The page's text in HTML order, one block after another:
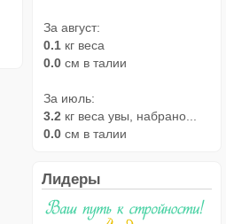
За август:
0.1 кг веса
0.0 см в талии
За июль:
3.2 кг веса увы, набрано...
0.0 см в талии
Лидеры